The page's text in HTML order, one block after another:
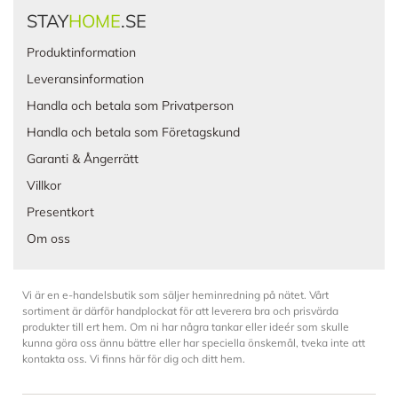
STAYHOME.SE
Produktinformation
Leveransinformation
Handla och betala som Privatperson
Handla och betala som Företagskund
Garanti & Ångerrätt
Villkor
Presentkort
Om oss
Vi är en e-handelsbutik som säljer heminredning på nätet. Vårt
sortiment är därför handplockat för att leverera bra och prisvärda
produkter till ert hem. Om ni har några tankar eller ideér som skulle
kunna göra oss ännu bättre eller har speciella önskemål, tveka inte att
kontakta oss. Vi finns här för dig och ditt hem.